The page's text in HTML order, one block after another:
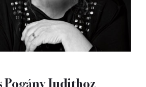
Pogány Judithoz